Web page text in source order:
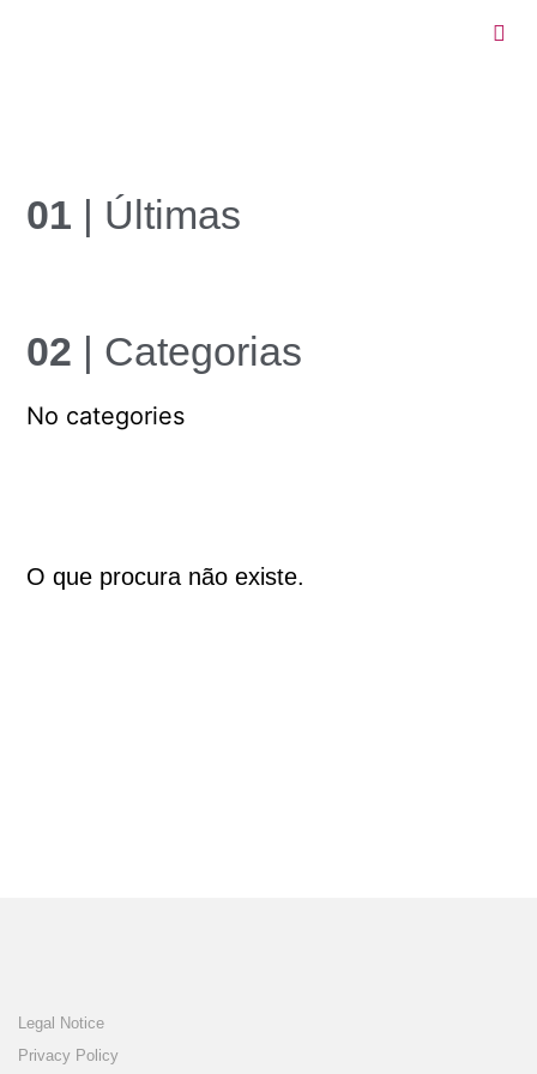
01 | Últimas
02 | Categorias
No categories
O que procura não existe.
Legal Notice
Privacy Policy